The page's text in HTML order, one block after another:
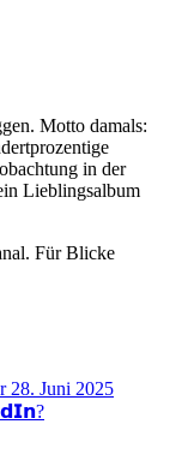
Motto damals:
in der
Lieblingsalbum
Für Blicke
28. Juni 2025